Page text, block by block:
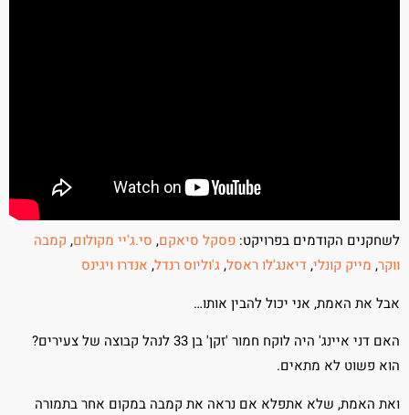
לשחקנים הקודמים בפרויקט: פסקל סיאקם, סי.ג'יי מקולום, קמבה
ווקר, מייק קונלי,דיאנג'לו ראסל, ג'וליוס רנדל, אנדרו ויגינס
אבל את האמת, אני יכול להבין אותו…
האם דני איינג' היה לוקח חמור 'זקן' בן 33 לנהל קבוצה של צעירים?
הוא פשוט לא מתאים.
ואת האמת, שלא אתפלא אם נראה את קמבה במקום אחר בתמורה